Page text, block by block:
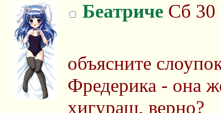
Беатриче Сб 30
объясните
Фредерика - она
хигураш, верно?